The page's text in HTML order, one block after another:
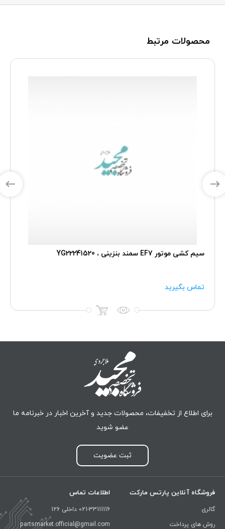
محصولات مرتبط
سیم کشی موتور EF7 سمند بنزینی ، YG22241520
تماس بگیرید
برای اطلاع از تخفیفات، محصولات جدید و آخرین اخبار در خبرنامه ما
عضو شوید
ثبت عضویت
فروشگاه آنلاین پارتس مارکت
گالری
روش های پرداخت
اطلاعات تماس
021-33111116 داخلی 126
partsmarket.official@gmail.com